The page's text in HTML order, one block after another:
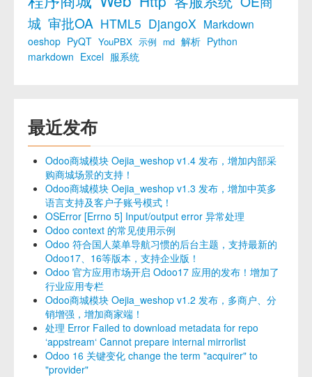
城 审批OA HTML5 DjangoX Markdown
oeshop PyQT YouPBX 示例 md 解析 Python
markdown Excel 服系统
最近发布
Odoo商城模块 Oejia_weshop v1.4 发布，增加内部采
购商城场景的支持！
Odoo商城模块 Oejia_weshop v1.3 发布，增加中英多
语言支持及客户子账号模式！
OSError [Errno 5] Input/output error 异常处理
Odoo context 的常见使用示例
Odoo 符合国人菜单导航习惯的后台主题，支持最新的
Odoo17、16等版本，支持企业版！
Odoo 官方应用市场开启 Odoo17 应用的发布！增加了
行业应用专栏
Odoo商城模块 Oejia_weshop v1.2 发布，多商户、分
销增强，增加商家端！
处理 Error Failed to download metadata for repo
‘appstream‘ Cannot prepare internal mirrorlist
Odoo 16 关键变化 change the term "acquirer" to
"provider"